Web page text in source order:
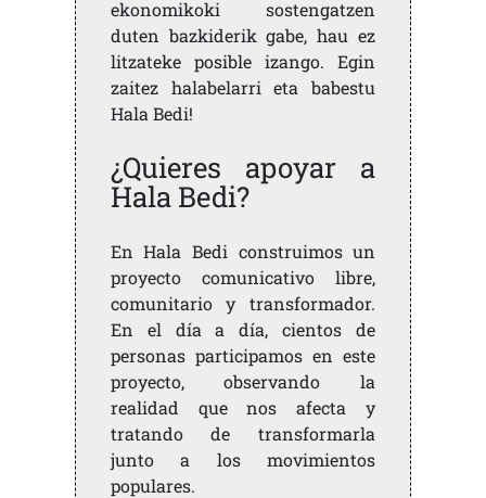
ekonomikoki sostengatzen
duten bazkiderik gabe, hau ez
litzateke posible izango. Egin
zaitez halabelarri eta babestu
Hala Bedi!
¿Quieres apoyar a
Hala Bedi?
En Hala Bedi construimos un
proyecto comunicativo libre,
comunitario y transformador.
En el día a día, cientos de
personas participamos en este
proyecto, observando la
realidad que nos afecta y
tratando de transformarla
junto a los movimientos
populares.